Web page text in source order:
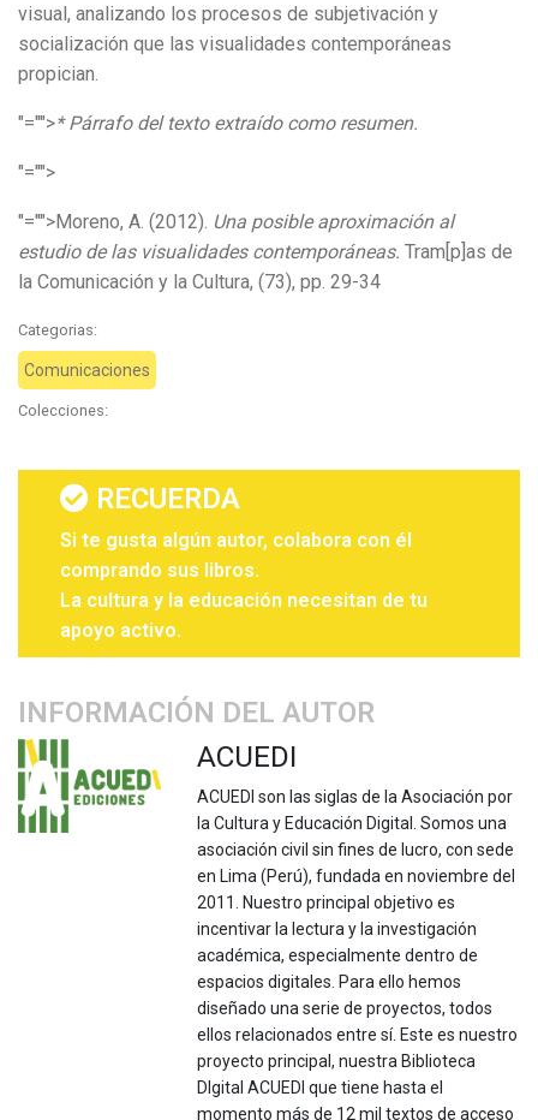
visual, analizando los procesos de subjetivación y
socialización que las visualidades contemporáneas
propician.
"="">* Párrafo del texto extraído como resumen.
"="">
"="">Moreno, A. (2012). Una posible aproximación al
estudio de las visualidades contemporáneas. Tram[p]as de
la Comunicación y la Cultura, (73), pp. 29-34
Categorias:
Comunicaciones
Colecciones:
RECUERDA
Si te gusta algún autor, colabora con él
comprando sus libros.
La cultura y la educación necesitan de tu
apoyo activo.
INFORMACIÓN DEL AUTOR
ACUEDI
ACUEDI son las siglas de la Asociación por
la Cultura y Educación Digital. Somos una
asociación civil sin fines de lucro, con sede
en Lima (Perú), fundada en noviembre del
2011. Nuestro principal objetivo es
incentivar la lectura y la investigación
académica, especialmente dentro de
espacios digitales. Para ello hemos
diseñado una serie de proyectos, todos
ellos relacionados entre sí. Este es nuestro
proyecto principal, nuestra Biblioteca
DIgital ACUEDI que tiene hasta el
momento más de 12 mil textos de acceso